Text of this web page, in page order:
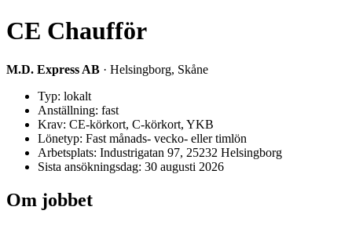
CE Chaufför
M.D. Express AB · Helsingborg, Skåne
Typ: lokalt
Anställning: fast
Krav: CE-körkort, C-körkort, YKB
Lönetyp: Fast månads- vecko- eller timlön
Arbetsplats: Industrigatan 97, 25232 Helsingborg
Sista ansökningsdag: 30 augusti 2026
Om jobbet